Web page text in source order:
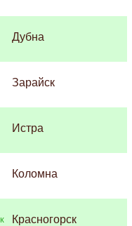
Дубна
Зарайск
Истра
Коломна
Красногорск